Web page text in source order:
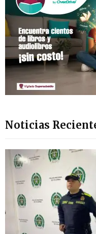
Noticias